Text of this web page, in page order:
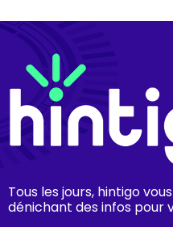
Tous les jours, hintigo
dénichant des infos pour